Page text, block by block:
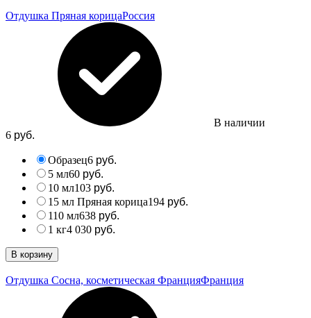
Отдушка Пряная корицаРоссия
В наличии
6 руб.
Образец6 руб.
5 мл60 руб.
10 мл103 руб.
15 мл Пряная корица194 руб.
110 мл638 руб.
1 кг4 030 руб.
В корзину
Отдушка Сосна, косметическая ФранцияФранция